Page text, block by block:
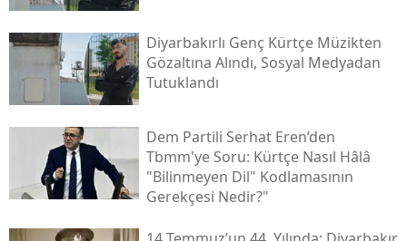
Diyarbakırlı Genç Kürtçe Müzikten
Gözaltına Alındı, Sosyal Medyadan
Tutuklandı
Dem Partili Serhat Eren’den
Tbmm'ye Soru: Kürtçe Nasıl Hâlâ
"bilinmeyen Dil" Kodlamasının
Gerekçesi Nedir?"